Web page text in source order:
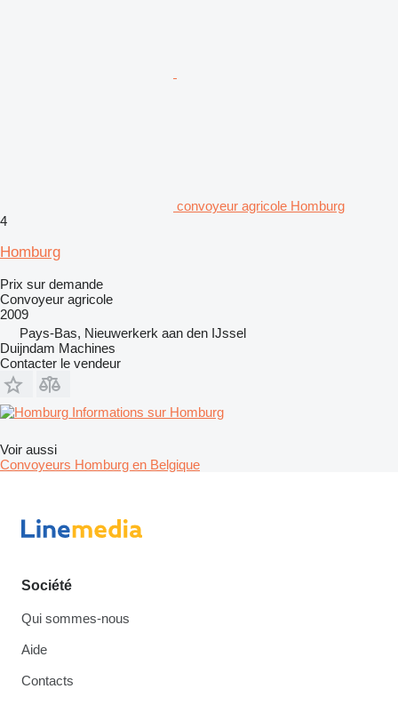
convoyeur agricole Homburg
4
Homburg
Prix sur demande
Convoyeur agricole
2009
Pays-Bas, Nieuwerkerk aan den IJssel
Duijndam Machines
Contacter le vendeur
Informations sur Homburg
Voir aussi
Convoyeurs Homburg en Belgique
Société
Qui sommes-nous
Aide
Contacts